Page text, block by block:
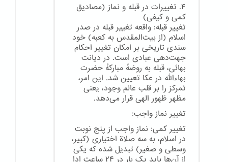
۴. تغییرات در قبله و نماز (مصادیق
کمی و کیفی)
تغییر قبله: واقعه تغییر قبله در صدر
اسلام (از بیت‌المقدس به کعبه) خود
سندی تاریخی بر امکان تغییر احکام
جهت‌دهی عبادی است. در دیانت
بهائی، قبله به روضهٔ مبارکهٔ حضرت
بهاءالله در عکا تعیین شد. این امر،
تمرکز را بر قلب عالم وجود، یعنی
مظهر ظهور الهی قرار می‌دهد.
تغییر نماز واجب:
تغییر کمی: نماز واجب از پنج نوبت
در اسلام، به سه صلاة اختیاری (کبیر،
وسطی و صغیر) تبدیل شده که یکی
از آن‌ها باید یک بار در ۲۴ ساعت ادا